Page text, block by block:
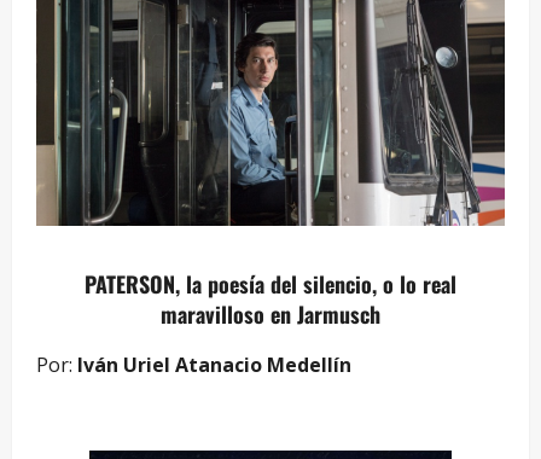
PATERSON, la poesía del silencio, o lo real
maravilloso en Jarmusch
Por: Iván Uriel Atanacio Medellín